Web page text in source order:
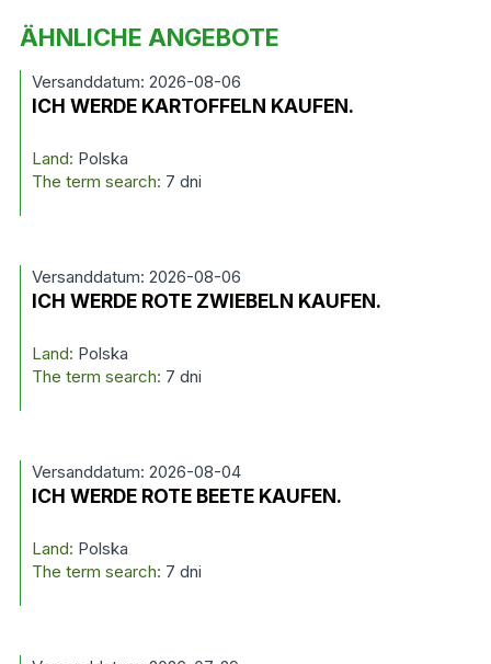
ÄHNLICHE ANGEBOTE
Versanddatum: 2026-08-06
ICH WERDE KARTOFFELN KAUFEN.
Land: Polska
The term search: 7 dni
Versanddatum: 2026-08-06
ICH WERDE ROTE ZWIEBELN KAUFEN.
Land: Polska
The term search: 7 dni
Versanddatum: 2026-08-04
ICH WERDE ROTE BEETE KAUFEN.
Land: Polska
The term search: 7 dni